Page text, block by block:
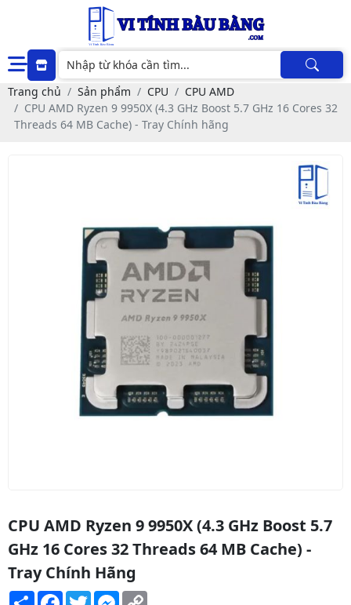
Trang chủ Sản phẩm CPU
CPU AMD
CPU AMD Ryzen 9 9950X (4.3 GHz Boost 5.7 GHz 16 Cores 32
Threads 64 MB Cache) - Tray Chính hãng
CPU AMD Ryzen 9 9950X (4.3 GHz Boost 5.7
GHz 16 Cores 32 Threads 64 MB Cache) -
Tray Chính Hãng
Share Facebook
TwitterMessenger